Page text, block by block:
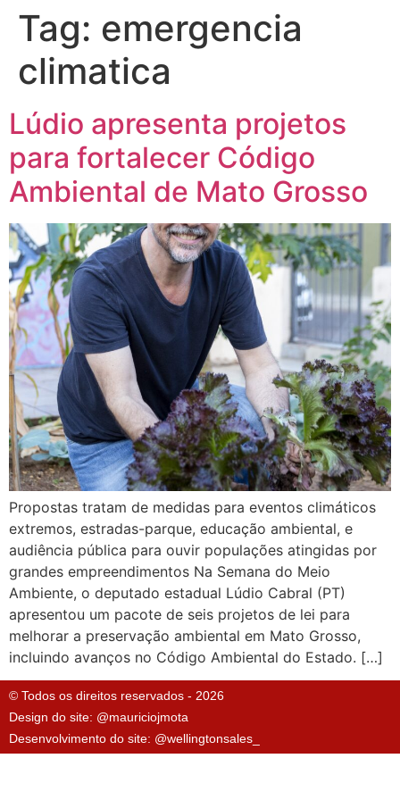
Tag: emergencia
climatica
Lúdio apresenta projetos
para fortalecer Código
Ambiental de Mato Grosso
Propostas tratam de medidas para eventos climáticos
extremos, estradas-parque, educação ambiental, e
audiência pública para ouvir populações atingidas por
grandes empreendimentos Na Semana do Meio
Ambiente, o deputado estadual Lúdio Cabral (PT)
apresentou um pacote de seis projetos de lei para
melhorar a preservação ambiental em Mato Grosso,
incluindo avanços no Código Ambiental do Estado. […]
© Todos os direitos reservados - 2026
Design do site: @mauriciojmota
Desenvolvimento do site: @wellingtonsales_